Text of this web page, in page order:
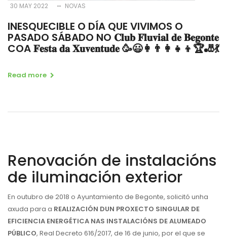
30 MAY 2022 NOVAS
INESQUECIBLE O DÍA QUE VIVIMOS O
PASADO SÁBADO NO 𝐂𝐥𝐮𝐛 𝐅𝐥𝐮𝐯𝐢𝐚𝐥 𝐝𝐞 𝐁𝐞𝐠𝐨𝐧𝐭𝐞
COA 𝐅𝐞𝐬𝐭𝐚 𝐝𝐚 𝐗𝐮𝐯𝐞𝐧𝐭𝐮𝐝𝐞 🥳😃👩‍👨‍👩‍👧‍👦🏆🎳💃
Read more
Renovación de instalacións
de iluminación exterior
En outubro de 2018 o Ayuntamiento de Begonte, solicitó unha
axuda para a REALIZACIÓN DUN PROXECTO SINGULAR DE
EFICIENCIA ENERGÉTICA NAS INSTALACIÓNS DE ALUMEADO
PÚBLICO, Real Decreto 616/2017, de 16 de junio, por el que se